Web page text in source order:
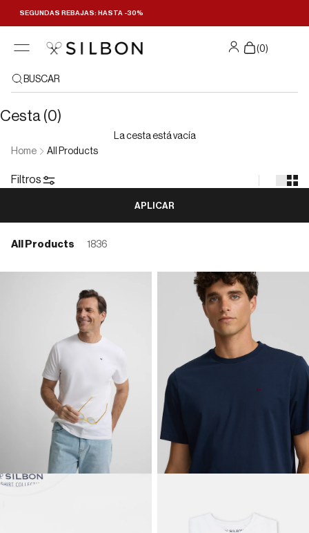
SEGUNDAS REBAJAS: HASTA -30%
(0)
BUSCAR
Cesta (0)
La cesta está vacía
Home
All Products
Filtros
APLICAR
All Products 1836